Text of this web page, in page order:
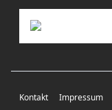
Kontakt Impressum